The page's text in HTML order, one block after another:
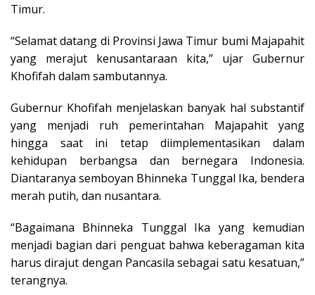
Timur.
“Selamat datang di Provinsi Jawa Timur bumi Majapahit
yang merajut kenusantaraan kita,” ujar Gubernur
Khofifah dalam sambutannya.
Gubernur Khofifah menjelaskan banyak hal substantif
yang menjadi ruh pemerintahan Majapahit yang
hingga saat ini tetap diimplementasikan dalam
kehidupan berbangsa dan bernegara Indonesia.
Diantaranya semboyan Bhinneka Tunggal Ika, bendera
merah putih, dan nusantara.
“Bagaimana Bhinneka Tunggal Ika yang kemudian
menjadi bagian dari penguat bahwa keberagaman kita
harus dirajut dengan Pancasila sebagai satu kesatuan,”
terangnya.